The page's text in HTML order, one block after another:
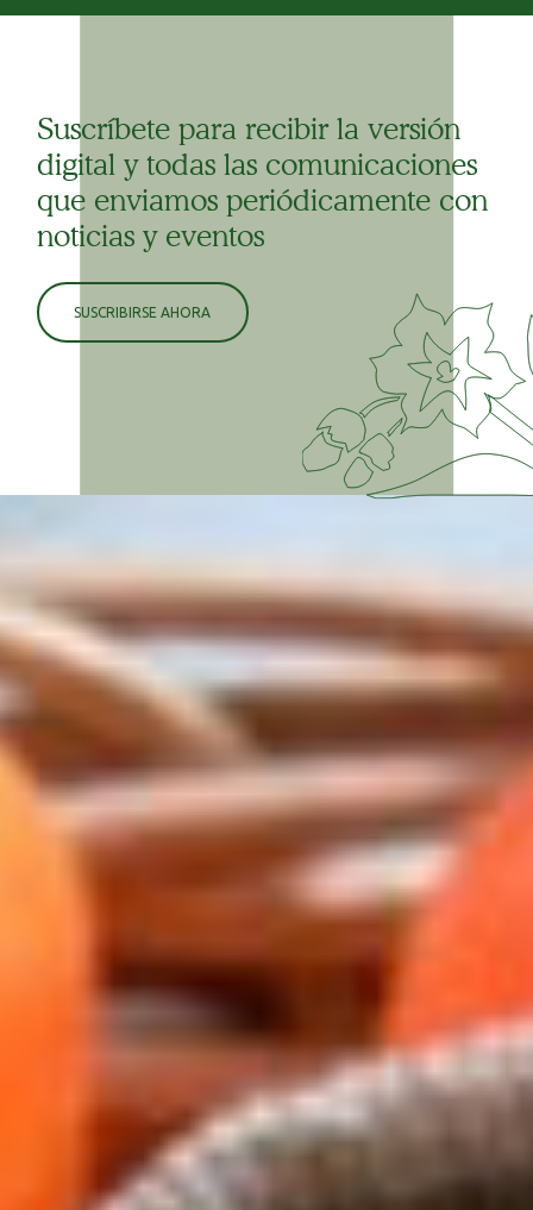
Suscríbete para recibir la versión
digital y todas las comunicaciones
que enviamos periódicamente con
noticias y eventos
SUSCRIBIRSE AHORA